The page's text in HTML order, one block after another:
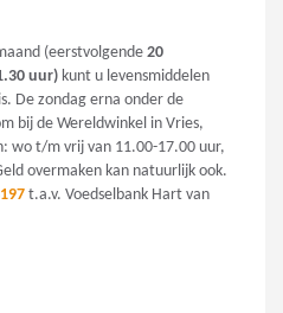
(eerstvolgende20
uur) kunt u levensmiddelen
De zondag erna onder de
bij de Wereldwinkel in Vries,
wo t/m vrij van 11.00-17.00 uur,
overmaken kan natuurlijk ook.
t.a.v. Voedselbank Hart van